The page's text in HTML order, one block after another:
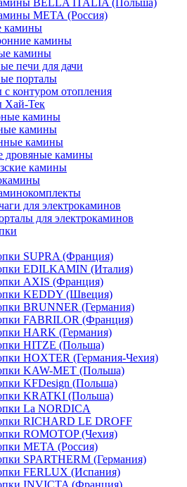
BELLA ITALIA (Польша)
МЕТА (Россия)
камины
камины
камины
печи для дачи
порталы
контуром отопления
Хай-Тек
камины
камины
камины
дровяные камины
камины
для электрокаминов
для электрокаминов
SUPRA (Франция)
EDILKAMIN (Италия)
AXIS (Франция)
KEDDY (Швеция)
BRUNNER (Германия)
FABRILOR (Франция)
HARK (Германия)
HITZE (Польша)
HOXTER (Германия-Чехия)
KAW-MET (Польша)
KFDesign (Польша)
KRATKI (Польша)
La NORDICA
RICHARD LE DROFF
ROMOTOP (Чехия)
МЕТА (Россия)
SPARTHERM (Германия)
FERLUX (Испания)
INVICTA (Франция)